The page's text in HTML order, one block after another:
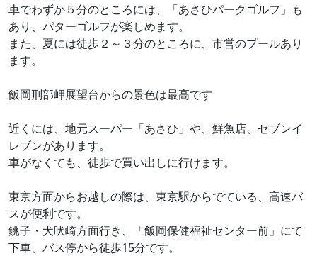
車でわずか５分のところには、「あさひパークゴルフ」も
あり、パターゴルフが楽しめます。
また、夏には徒歩２～３分のところに、市営のプールあり
ます。
飯岡刑部岬展望台からの景色は最高です
近くには、地元スーパー「あさひ」や、鮮魚店、セブンイ
レブンがあります。
車がなくても、徒歩で買い出しに行けます。
東京方面からお越しの際は、東京駅からでている、高速バ
スが便利です。
銚子・犬吠崎方面行き、「飯岡保健福祉センター前」にて
下車、バス停から徒歩15分です。